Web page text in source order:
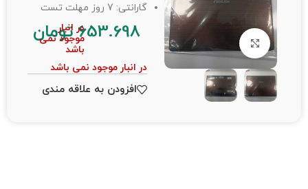
برای بزرگنمایی کلیک کنید
گارانتی: 7 روز مهلت تست
653.698 توماندر انبار
موجود نمی
باشد
در انبار موجود نمی باشد
افزودن به علاقه مندی